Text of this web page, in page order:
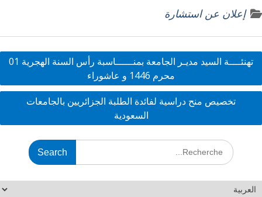
e
b
o
k
itt
er
k
e
dI
ar
e
إعلان عن استشارة
تهنئــــة السيد مديـر الجامعة بمنــــــاسبة رأس السنة الهجرية 01
محرم 1446 و عاشوراء
تخصيص منح دراسية لفائدة الطلبة الجزائريين بالجامعات
السعودية